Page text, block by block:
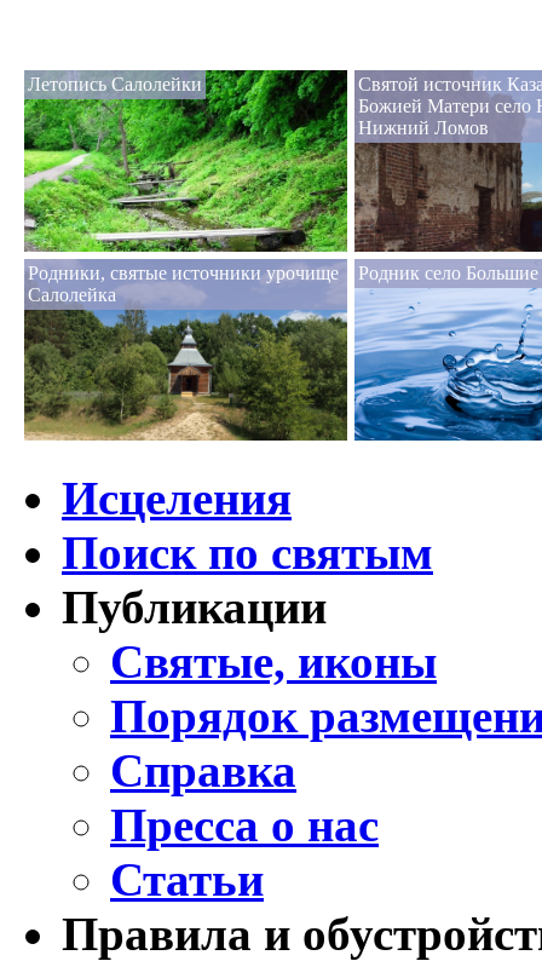
Летопись Салолейки
Святой источник
Божией Матери село
Нижний Ломов
Родники, святые источники урочище
Салолейка
Родник село
Исцеления
Поиск по святым
Публикации
Святые, иконы
Порядок
Справка
Пресса о нас
Статьи
Правила и